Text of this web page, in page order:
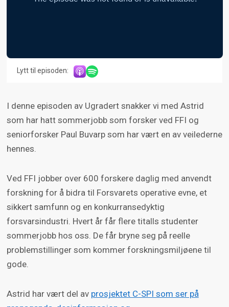
Lytt til episoden:
I denne episoden av Ugradert snakker vi med Astrid
som har hatt sommerjobb som forsker ved FFI og
seniorforsker Paul Buvarp som har vært en av veilederne
hennes.
Ved FFI jobber over 600 forskere daglig med anvendt
forskning for å bidra til Forsvarets operative evne, et
sikkert samfunn og en konkurransedyktig
forsvarsindustri. Hvert år får flere titalls studenter
sommerjobb hos oss. De får bryne seg på reelle
problemstillinger som kommer forskningsmiljøene til
gode.
Astrid har vært del av prosjektet C-SPI som ser på